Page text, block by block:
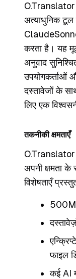
O.Translator
अत्याधुनिक
करता है। यह
अनुवाद
उपयोगकर्ताओं
दस्तावेजों के
लिए एक
तकनीकी क्षमताएँ
O.Translator
अपनी क्षमता
विशेषताएँ
फाइल
कई AI